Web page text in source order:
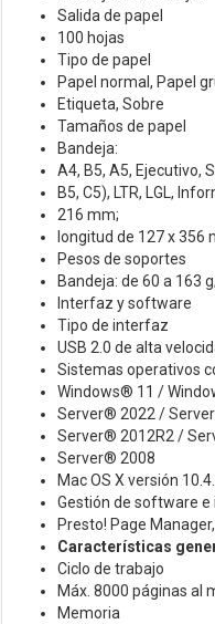
Salida de papel
100 hojas
Tipo de papel
Papel normal, Papel
Etiqueta, Sobre
Tamaños de papel
Bandeja:
A4, B5, A5, Ejecutivo,
B5, C5), LTR, LGL,
216 mm;
longitud de 127 x 356
Pesos de soportes
Bandeja: de 60 a 163
Interfaz y software
Tipo de interfaz
USB 2.0 de alta
Sistemas operativos
Windows® 11 /
Server® 2022 /
Server® 2012R2 /
Server® 2008
Mac OS X versión
Gestión de software e
Presto! Page
Características
Ciclo de trabajo
Máx. 8000 páginas al
Memoria